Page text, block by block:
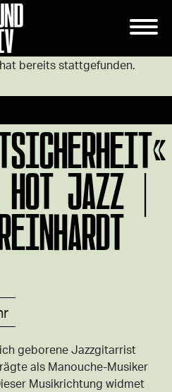
bereits stattgefunden.
HOT JAZZ |
geborene Jazzgitarrist
als Manouche-Musiker
Musikrichtung widmet